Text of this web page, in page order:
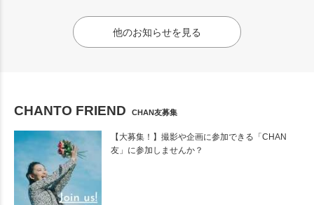
他のお知らせを見る
CHANTO FRIEND CHAN友募集
【大募集！】撮影や企画に参加できる「CHAN
友」に参加しませんか？